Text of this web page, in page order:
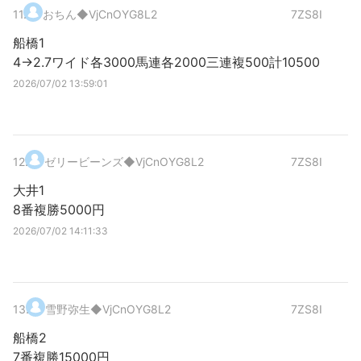
11. おちん◆VjCnOYG8L2 7ZS8I
船橋1
4→2.7ワイド各3000馬連各2000三連複500計10500
2026/07/02 13:59:01
12. ゼリービーンズ◆VjCnOYG8L2 7ZS8I
大井1
8番複勝5000円
2026/07/02 14:11:33
13. 雪野弥生◆VjCnOYG8L2 7ZS8I
船橋2
7番複勝15000円